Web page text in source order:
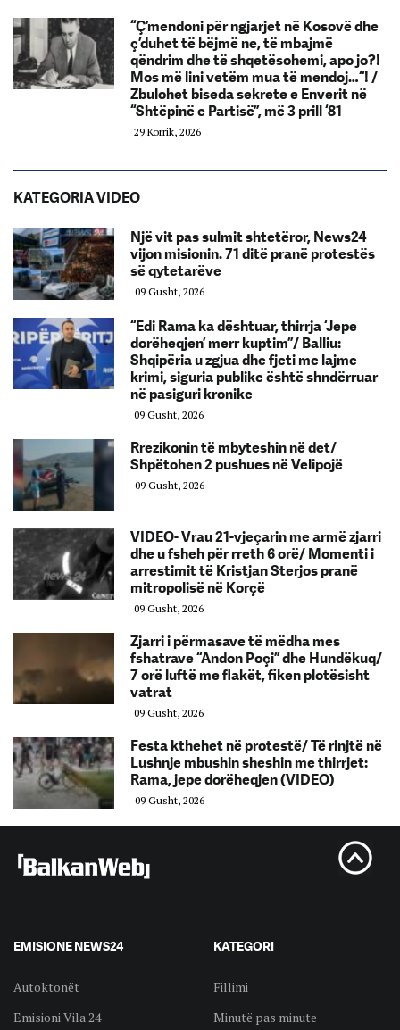
“Ç’mendoni për ngjarjet në Kosovë dhe
ç’duhet të bëjmë ne, të mbajmë
qëndrim dhe të shqetësohemi, apo jo?!
Mos më lini vetëm mua të mendoj…“! /
Zbulohet biseda sekrete e Enverit në
“Shtëpinë e Partisë”, më 3 prill ‘81
29 Korrik, 2026
KATEGORIA VIDEO
Një vit pas sulmit shtetëror, News24
vijon misionin. 71 ditë pranë protestës
së qytetarëve
09 Gusht, 2026
“Edi Rama ka dështuar, thirrja ‘Jepe
dorëheqjen’ merr kuptim”/ Balliu:
Shqipëria u zgjua dhe fjeti me lajme
krimi, siguria publike është shndërruar
në pasiguri kronike
09 Gusht, 2026
Rrezikonin të mbyteshin në det/
Shpëtohen 2 pushues në Velipojë
09 Gusht, 2026
VIDEO- Vrau 21-vjeçarin me armë zjarri
dhe u fsheh për rreth 6 orë/ Momenti i
arrestimit të Kristjan Sterjos pranë
mitropolisë në Korçë
09 Gusht, 2026
Zjarri i përmasave të mëdha mes
fshatrave “Andon Poçi” dhe Hundëkuq/
7 orë luftë me flakët, fiken plotësisht
vatrat
09 Gusht, 2026
Festa kthehet në protestë/ Të rinjtë në
Lushnje mbushin sheshin me thirrjet:
Rama, jepe dorëheqjen (VIDEO)
09 Gusht, 2026
EMISIONE NEWS24
Autoktonët
Emisioni Vila 24
KATEGORI
Fillimi
Minutë pas minute